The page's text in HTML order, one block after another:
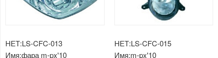
НЕТ:LS-CFC-013
Имя:фара m-px'10
НЕТ:LS-CFC-015
Имя:m-px'10